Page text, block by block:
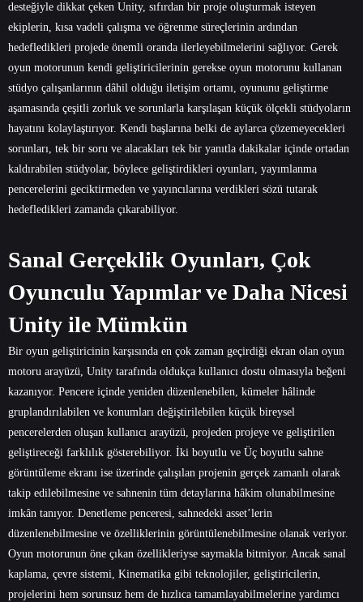
desteğiyle dikkat çeken Unity, sıfırdan bir proje oluşturmak isteyen
ekiplerin, kısa vadeli çalışma ve öğrenme süreçlerinin ardından
hedefledikleri projede önemli oranda ilerleyebilmelerini sağlıyor. Gerek
oyun motorunun kendi geliştiricilerinin gerekse oyun motorunu kullanan
stüdyo çalışanlarının dâhil olduğu iletişim ortamı, oyununu geliştirme
aşamasında çeşitli zorluk ve sorunlarla karşılaşan küçük ölçekli stüdyoların
hayatını kolaylaştırıyor. Kendi başlarına belki de aylarca çözemeyecekleri
sorunları, tek bir soru ve alacakları tek bir yanıtla dakikalar içinde ortadan
kaldırabilen stüdyolar, böylece geliştirdikleri oyunları, yayımlanma
pencerelerini geciktirmeden ve yayıncılarına verdikleri sözü tutarak
hedefledikleri zamanda çıkarabiliyor.
Sanal Gerçeklik Oyunları, Çok
Oyunculu Yapımlar ve Daha Nicesi
Unity ile Mümkün
Bir oyun geliştiricinin karşısında en çok zaman geçirdiği ekran olan oyun
motoru arayüzü, Unity tarafında oldukça kullanıcı dostu olmasıyla beğeni
kazanıyor. Pencere içinde yeniden düzenlenebilen, kümeler hâlinde
gruplandırılabilen ve konumları değiştirilebilen küçük bireysel
pencerelerden oluşan kullanıcı arayüzü, projeden projeye ve geliştirilen
geliştireceği farklılık gösterebiliyor. İki boyutlu ve Üç boyutlu sahne
görüntüleme ekranı ise üzerinde çalışılan projenin gerçek zamanlı olarak
takip edilebilmesine ve sahnenin tüm detaylarına hâkim olunabilmesine
imkân tanıyor. Denetleme penceresi, sahnedeki asset’lerin
düzenlenebilmesine ve özelliklerinin görüntülenebilmesine olanak veriyor.
Oyun motorunun öne çıkan özellikleriyse saymakla bitmiyor. Ancak sanal
kaplama, çevre sistemi, Kinematika gibi teknolojiler, geliştiricilerin,
projelerini hem sorunsuz hem de hızlıca tamamlayabilmelerine yardımcı